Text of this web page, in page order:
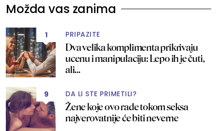
Možda vas zanima
1 PRIPAZITE
Dva velika komplimenta prikrivaju
ucenu i manipulaciju: Lepo ih je čuti,
ali...
9 DA LI STE PRIMETILI?
Žene koje ovo rade tokom seksa
najverovatnije će biti neverne